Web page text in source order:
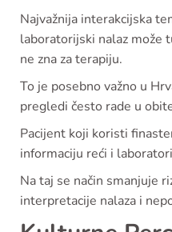
Najvažnija interakcijska
laboratorijski nalaz može
ne zna za terapiju.
To je posebno važno u
pregledi često rade u
Pacijent koji koristi
informaciju reći i
Na taj se način smanjuje
interpretacije nalaza i